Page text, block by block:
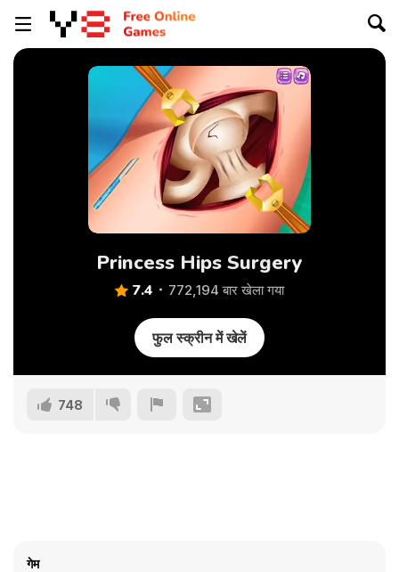
Princess Hips Surgery
7.4 772,194 बार खेला गया
फुल स्क्रीन में खेलें
748
गेम